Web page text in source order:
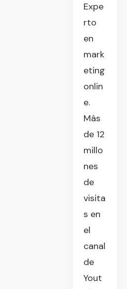
Expe
rto
en
mark
eting
onlin
e.
Más
de 12
millo
nes
de
visita
s en
el
canal
de
Yout